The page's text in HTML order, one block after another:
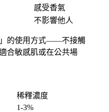
感受香氣
不影響他人
」的使用方式——不接觸
合敏感肌或在公共場
稀釋濃度
1-3%